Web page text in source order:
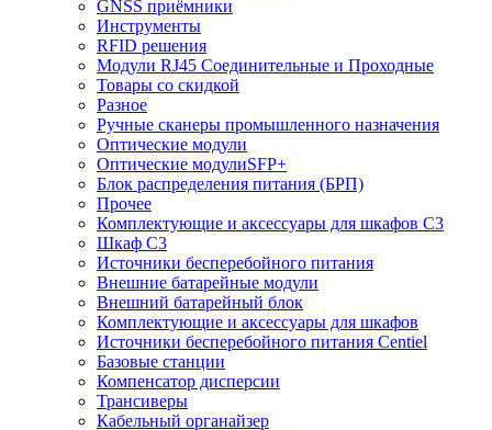
GNSS приёмники
Инструменты
RFID решения
Модули RJ45 Соединительные и Проходные
Товары со скидкой
Разное
Ручные сканеры промышленного назначения
Оптические модули
Оптические модулиSFP+
Блок распределения питания (БРП)
Прочее
Комплектующие и аксессуары для шкафов C3
Шкаф C3
Источники бесперебойного питания
Внешние батарейные модули
Внешний батарейный блок
Комплектующие и аксессуары для шкафов
Источники бесперебойного питания Centiel
Базовые станции
Компенсатор дисперсии
Трансиверы
Кабельный органайзер